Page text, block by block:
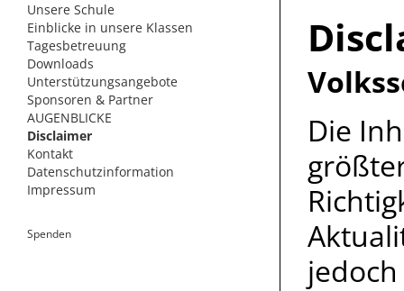
Unsere Schule
Einblicke in unsere Klassen
Tagesbetreuung
Downloads
Unterstützungsangebote
Sponsoren & Partner
AUGENBLICKE
Disclaimer
Kontakt
Datenschutzinformation
Impressum
Spenden
Die